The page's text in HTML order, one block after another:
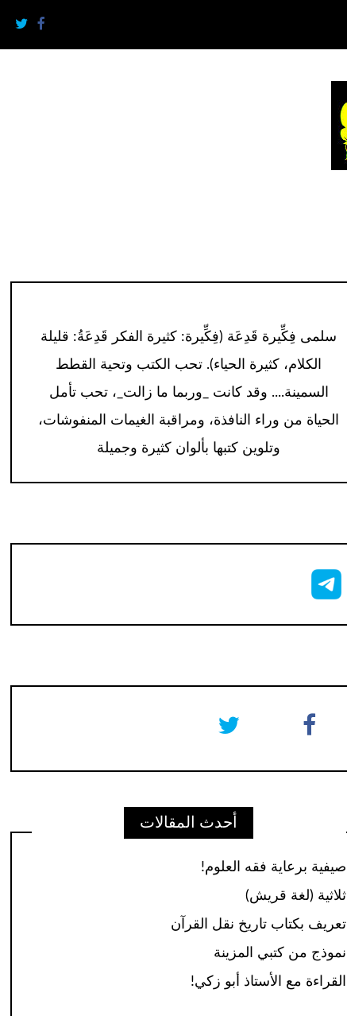
سلمى فِكِّيرة قَدِعَة (فِكِّيرة: كثيرة الفكر قَدِعَةُ: قليلة
الكلام، كثيرة الحياء). تحب الكتب وتحية القطط
السمينة.... وقد كانت _وربما ما زالت_، تحب تأمل
الحياة من وراء النافذة، ومراقبة الغيمات المنفوشات،
وتلوين كتبها بألوان كثيرة وجميلة
أحدث المقالات
صيفية برعاية فقه العلوم!
ثلاثية (لغة قريش)
تعريف بكتاب تاريخ نقل القرآن
نموذج من كتبي المزينة
القراءة مع الأستاذ أبو زكي!